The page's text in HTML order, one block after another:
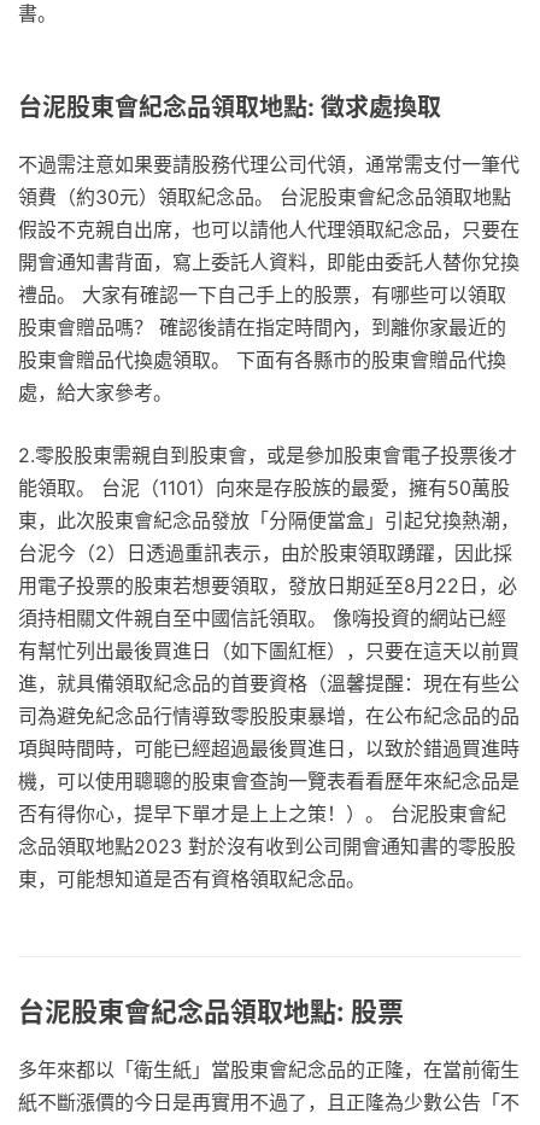
書。
台泥股東會紀念品領取地點: 徵求處換取
不過需注意如果要請股務代理公司代領，通常需支付一筆代
領費（約30元）領取紀念品。 台泥股東會紀念品領取地點
假設不克親自出席，也可以請他人代理領取紀念品，只要在
開會通知書背面，寫上委託人資料，即能由委託人替你兌換
禮品。 大家有確認一下自己手上的股票，有哪些可以領取
股東會贈品嗎？ 確認後請在指定時間內，到離你家最近的
股東會贈品代換處領取。 下面有各縣市的股東會贈品代換
處，給大家參考。
2.零股股東需親自到股東會，或是參加股東會電子投票後才
能領取。 台泥（1101）向來是存股族的最愛，擁有50萬股
東，此次股東會紀念品發放「分隔便當盒」引起兌換熱潮，
台泥今（2）日透過重訊表示，由於股東領取踴躍，因此採
用電子投票的股東若想要領取，發放日期延至8月22日，必
須持相關文件親自至中國信託領取。 像嗨投資的網站已經
有幫忙列出最後買進日（如下圖紅框），只要在這天以前買
進，就具備領取紀念品的首要資格（溫馨提醒：現在有些公
司為避免紀念品行情導致零股股東暴增，在公布紀念品的品
項與時間時，可能已經超過最後買進日，以致於錯過買進時
機，可以使用聰聰的股東會查詢一覽表看看歷年來紀念品是
否有得你心，提早下單才是上上之策！）。 台泥股東會紀
念品領取地點2023 對於沒有收到公司開會通知書的零股股
東，可能想知道是否有資格領取紀念品。
台泥股東會紀念品領取地點: 股票
多年來都以「衛生紙」當股東會紀念品的正隆，在當前衛生
紙不斷漲價的今日是再實用不過了，且正隆為少數公告「不